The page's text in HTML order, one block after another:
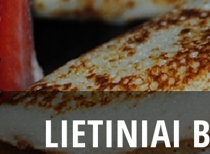
LIETINIAI